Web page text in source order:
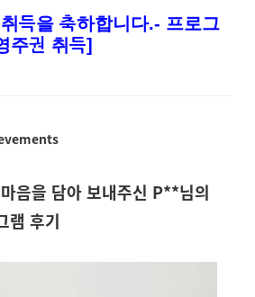
득을 축하합니다.- 프로그
주권 취득]
음을 담아 보내주신 P**님의
램 후기